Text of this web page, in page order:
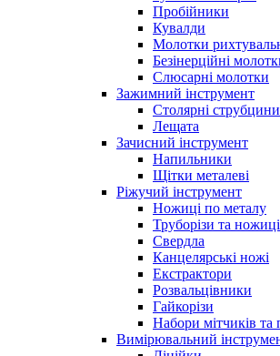
Пробійники
Кувалди
Молотки
Безінерційні
Слюсарні молотки
Зажимний інструмент
Столярні струбцини
Лещата
Зачисний інструмент
Напильники
Щітки металеві
Ріжучий інструмент
Ножиці по металу
Труборізи та
Свердла
Канцелярські ножі
Екстрактори
Розвальцівники
Гайкорізи
Набори мітчиків та
Вимірювальний